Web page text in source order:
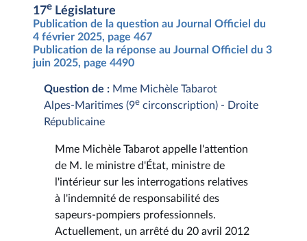
17e Législature
Publication de la question au Journal Officiel du
4 février 2025, page 467
Publication de la réponse au Journal Officiel du 3
juin 2025, page 4490
Question de : Mme Michèle Tabarot
Alpes-Maritimes (9e circonscription) - Droite
Républicaine
Mme Michèle Tabarot appelle l'attention
de M. le ministre d'État, ministre de
l'intérieur sur les interrogations relatives
à l'indemnité de responsabilité des
sapeurs-pompiers professionnels.
Actuellement, un arrêté du 20 avril 2012